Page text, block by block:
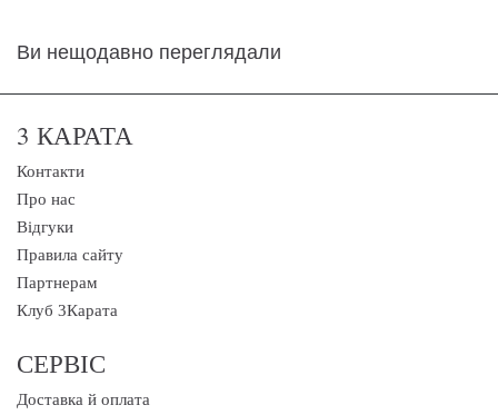
Ви нещодавно переглядали
3 КАРАТА
Контакти
Про нас
Відгуки
Правила сайту
Партнерам
Клуб 3Карата
СЕРВІС
Доставка й оплата